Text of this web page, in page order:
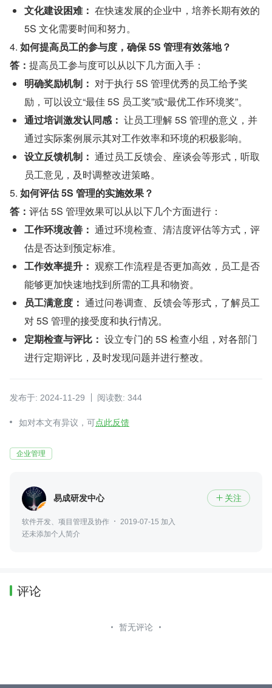
文化建设困难： 在快速发展的企业中，培养长期有效的
5S 文化需要时间和努力。
4. 如何提高员工的参与度，确保 5S 管理有效落地？
答： 提高员工参与度可以从以下几方面入手：
明确奖励机制： 对于执行 5S 管理优秀的员工给予奖
励，可以设立“最佳 5S 员工奖”或“最优工作环境奖”。
通过培训激发认同感： 让员工理解 5S 管理的意义，并
通过实际案例展示其对工作效率和环境的积极影响。
设立反馈机制： 通过员工反馈会、座谈会等形式，听取
员工意见，及时调整改进策略。
5. 如何评估 5S 管理的实施效果？
答： 评估 5S 管理效果可以从以下几个方面进行：
工作环境改善： 通过环境检查、清洁度评估等方式，评
估是否达到预定标准。
工作效率提升： 观察工作流程是否更加高效，员工是否
能够更加快速地找到所需的工具和物资。
员工满意度： 通过问卷调查、反馈会等形式，了解员工
对 5S 管理的接受度和执行情况。
定期检查与评比： 设立专门的 5S 检查小组，对各部门
进行定期评比，及时发现问题并进行整改。
发布于: 2024-11-29 阅读数: 344
如对本文有异议，可点此反馈
企业管理
易成研发中心  关注
软件开发、项目管理及协作
2019-07-15 加入
还未添加个人简介
评论
暂无评论